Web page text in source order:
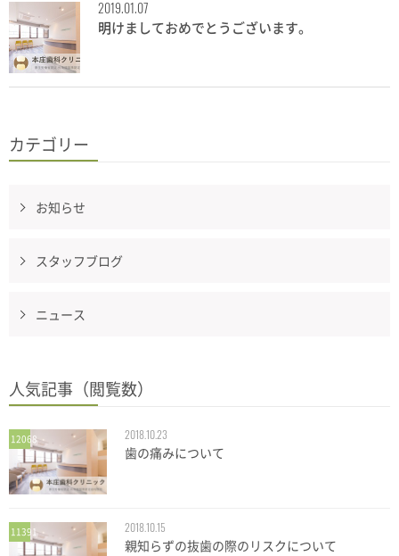
2019.01.07
明けましておめでとうございます。
カテゴリー
お知らせ
スタッフブログ
ニュース
人気記事（閲覧数）
12068 2018.10.23
歯の痛みについて
11391 2018.10.15
親知らずの抜歯の際のリスクについて